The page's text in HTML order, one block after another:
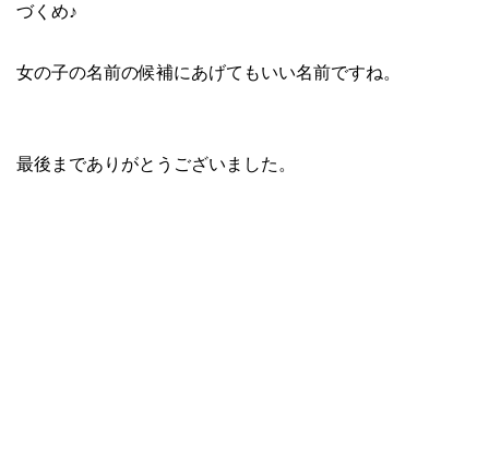
づくめ♪
女の子の名前の候補にあげてもいい名前ですね。
最後までありがとうございました。